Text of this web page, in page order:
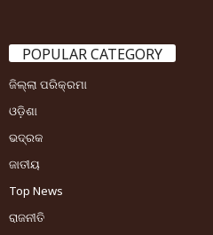
POPULAR CATEGORY
ଜିଲ୍ଲା ପରିକ୍ରମା
ଓଡ଼ିଶା
ଭଦ୍ରକ
ଜାତୀୟ
Top News
ରାଜନୀତି